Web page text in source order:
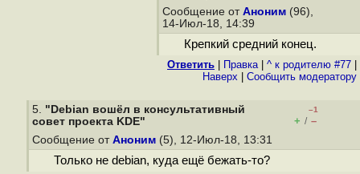
Сообщение от Аноним (96),
14-Июл-18, 14:39
Крепкий средний конец.
Ответить Правка| ^ к родителю #77
Наверх
Cообщить модератору
5. "Debian вошёл в консультативный
cовет проекта KDE"
–1
+ / –
Сообщение от Аноним (5), 12-Июл-18, 13:31
Только не debian, куда ещё бежать-то?